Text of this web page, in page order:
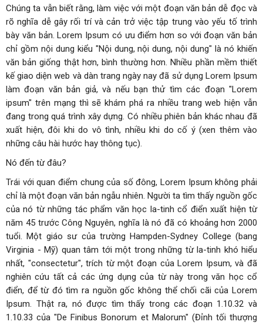
Chúng ta vẫn biết rằng, làm việc với một đoạn văn bản dễ đọc và
rõ nghĩa dễ gây rối trí và cản trở việc tập trung vào yếu tố trình
bày văn bản. Lorem Ipsum có ưu điểm hơn so với đoạn văn bản
chỉ gồm nội dung kiểu "Nội dung, nội dung, nội dung" là nó khiến
văn bản giống thật hơn, bình thường hơn. Nhiều phần mềm thiết
kế giao diện web và dàn trang ngày nay đã sử dụng Lorem Ipsum
làm đoạn văn bản giả, và nếu bạn thử tìm các đoạn "Lorem
ipsum" trên mạng thì sẽ khám phá ra nhiều trang web hiện vẫn
đang trong quá trình xây dựng. Có nhiều phiên bản khác nhau đã
xuất hiện, đôi khi do vô tình, nhiều khi do cố ý (xen thêm vào
những câu hài hước hay thông tục).
Nó đến từ đâu?
Trái với quan điểm chung của số đông, Lorem Ipsum không phải
chỉ là một đoạn văn bản ngẫu nhiên. Người ta tìm thấy nguồn gốc
của nó từ những tác phẩm văn học la-tinh cổ điển xuất hiện từ
năm 45 trước Công Nguyên, nghĩa là nó đã có khoảng hơn 2000
tuổi. Một giáo sư của trường Hampden-Sydney College (bang
Virginia - Mỹ) quan tâm tới một trong những từ la-tinh khó hiểu
nhất, "consectetur", trích từ một đoạn của Lorem Ipsum, và đã
nghiên cứu tất cả các ứng dụng của từ này trong văn học cổ
điển, để từ đó tìm ra nguồn gốc không thể chối cãi của Lorem
Ipsum. Thật ra, nó được tìm thấy trong các đoạn 1.10.32 và
1.10.33 của "De Finibus Bonorum et Malorum" (Đỉnh tối thượng